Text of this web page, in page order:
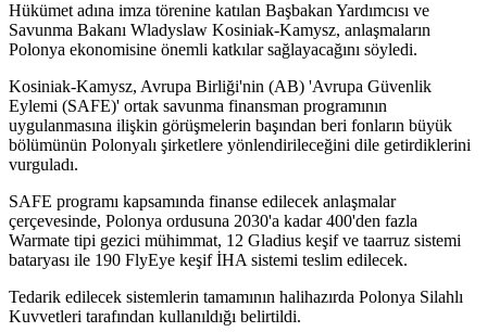
Hükümet adına imza törenine katılan Başbakan Yardımcısı ve
Savunma Bakanı Wladyslaw Kosiniak-Kamysz, anlaşmaların
Polonya ekonomisine önemli katkılar sağlayacağını söyledi.
Kosiniak-Kamysz, Avrupa Birliği'nin (AB) 'Avrupa Güvenlik
Eylemi (SAFE)' ortak savunma finansman programının
uygulanmasına ilişkin görüşmelerin başından beri fonların büyük
bölümünün Polonyalı şirketlere yönlendirileceğini dile getirdiklerini
vurguladı.
SAFE programı kapsamında finanse edilecek anlaşmalar
çerçevesinde, Polonya ordusuna 2030'a kadar 400'den fazla
Warmate tipi gezici mühimmat, 12 Gladius keşif ve taarruz sistemi
bataryası ile 190 FlyEye keşif İHA sistemi teslim edilecek.
Tedarik edilecek sistemlerin tamamının halihazırda Polonya Silahlı
Kuvvetleri tarafından kullanıldığı belirtildi.